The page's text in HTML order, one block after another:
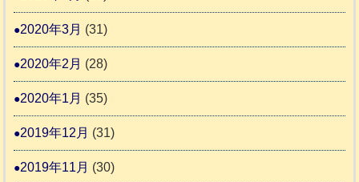
2020年3月 (31)
2020年2月 (28)
2020年1月 (35)
2019年12月 (31)
2019年11月 (30)